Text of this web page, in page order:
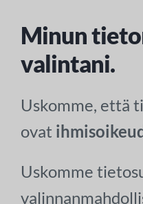
Minun
valintani.
Uskomme, että
ovat
Uskomme